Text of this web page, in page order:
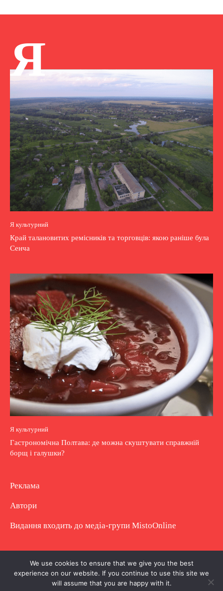
Я
Я культурний
Край талановитих ремісників та торговців: якою раніше була
Сенча
Я культурний
Гастрономічна Полтава: де можна скуштувати справжній
борщ і галушки?
Реклама
Автори
Видання входить до медіа-групи MistoOnline
Copyright © Повне використання матеріалу
заборонено. Частково можна з гіперпосиланням.
We use cookies to ensure that we give you the best
experience on our website. If you continue to use this site we
will assume that you are happy with it.